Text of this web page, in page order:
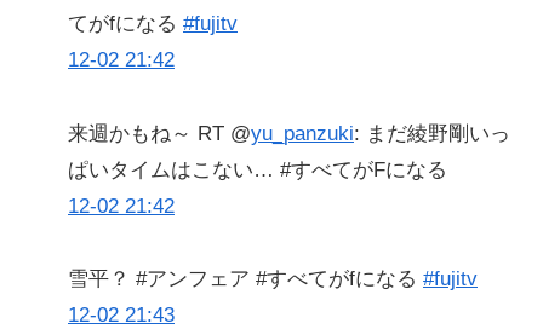
てがfになる #fujitv
12-02 21:42
来週かもね～ RT @yu_panzuki: まだ綾野剛いっ
ぱいタイムはこない… #すべてがFになる
12-02 21:42
雪平？ #アンフェア #すべてがfになる #fujitv
12-02 21:43